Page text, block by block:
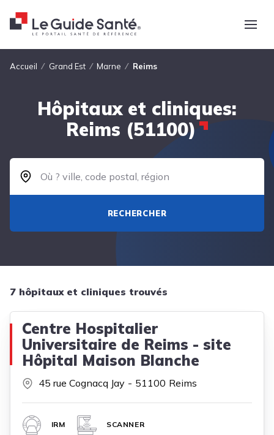
Fil d'Ariane
Accueil Grand Est Marne Reims
Hôpitaux et cliniques:
Reims (51100)
RECHERCHER
7 hôpitaux et cliniques trouvés
Centre Hospitalier
Universitaire de Reims - site
Hôpital Maison Blanche
45 rue Cognacq Jay 51100 Reims
IRM SCANNER